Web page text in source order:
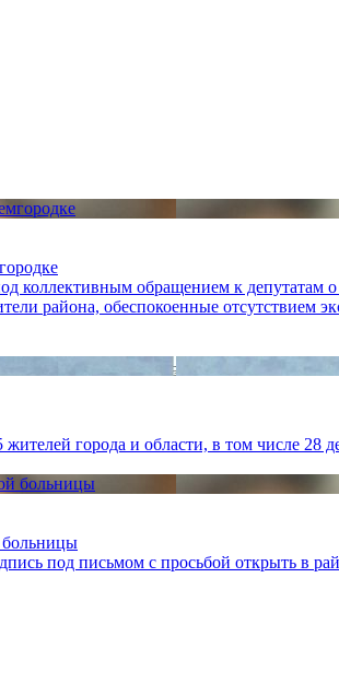
коллективным обращением к депутатам
района, обеспокоенные отсутствием
города и области, в том числе
больницы
под письмом с просьбой открыть в